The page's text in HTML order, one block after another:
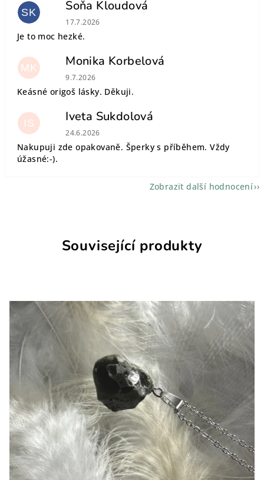
SK Soňa Kloudová
Hodnocení obchodu je 5 z 5 hvězdiček.
17.7.2026
Je to moc hezké.
MK Monika Korbelová
Hodnocení obchodu je 5 z 5 hvězdiček.
9.7.2026
Keásné origoš lásky. Děkuji.
IS Iveta Sukdolová
Hodnocení obchodu je 5 z 5 hvězdiček.
24.6.2026
Nakupuji zde opakovaně. Šperky s příběhem. Vždy
úžasné:-).
Zobrazit další hodnocení
Související produkty